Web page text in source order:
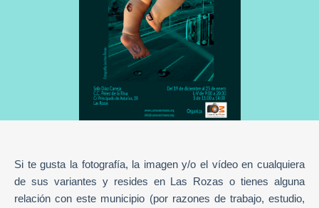
Si te gusta la fotografía, la imagen y/o el vídeo en cualquiera
de sus variantes y resides en Las Rozas o tienes alguna
relación con este municipio (por razones de trabajo, estudio,